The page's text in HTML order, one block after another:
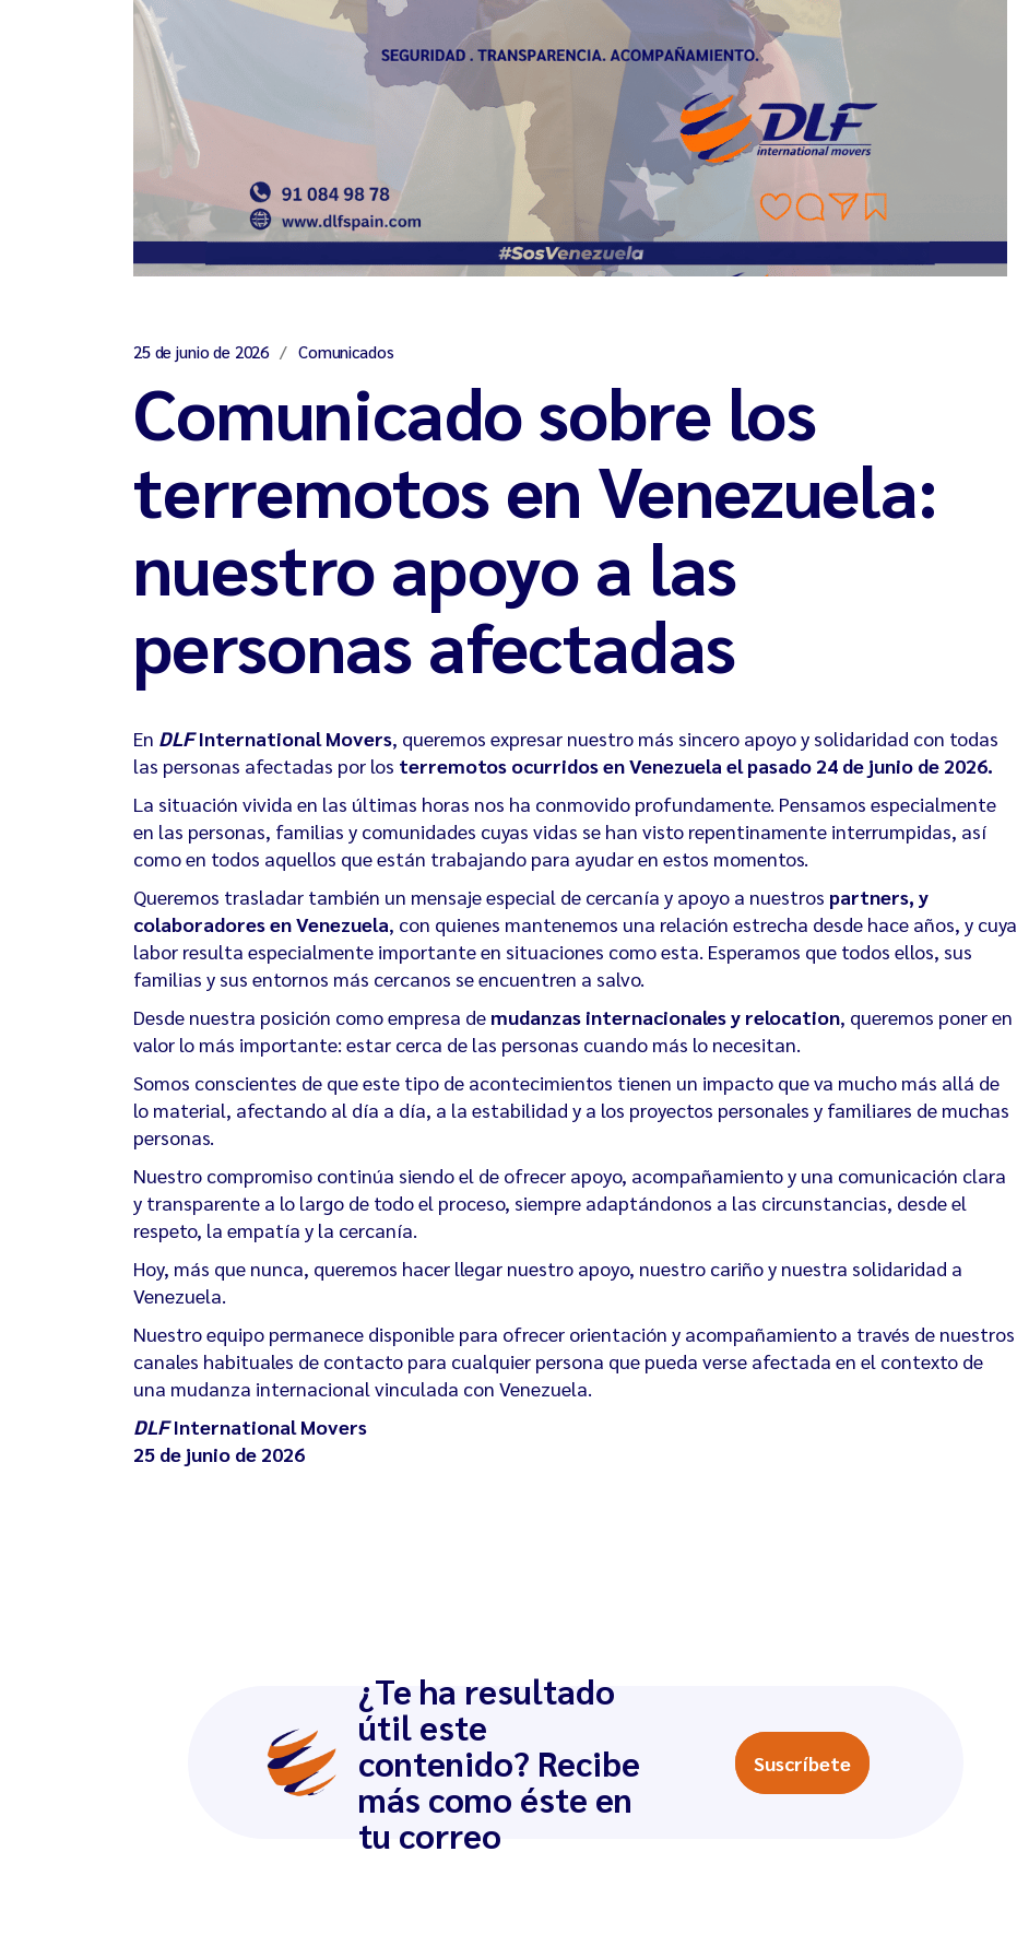
25 de junio de 2026 Comunicados
Comunicado sobre los
terremotos en Venezuela:
nuestro apoyo a las
personas afectadas
En DLFInternational Movers, queremos expresar nuestro más sincero apoyo y solidaridad con todas
las personas afectadas por los terremotos ocurridos en Venezuela el pasado 24 de junio de 2026.
La situación vivida en las últimas horas nos ha conmovido profundamente. Pensamos especialmente
en las personas, familias y comunidades cuyas vidas se han visto repentinamente interrumpidas, así
como en todos aquellos que están trabajando para ayudar en estos momentos.
Queremos trasladar también un mensaje especial de cercanía y apoyo a nuestros partners, y
colaboradores en Venezuela, con quienes mantenemos una relación estrecha desde hace años, y cuya
labor resulta especialmente importante en situaciones como esta. Esperamos que todos ellos, sus
familias y sus entornos más cercanos se encuentren a salvo.
Desde nuestra posición como empresa de mudanzas internacionales y relocation, queremos poner en
valor lo más importante: estar cerca de las personas cuando más lo necesitan.
Somos conscientes de que este tipo de acontecimientos tienen un impacto que va mucho más allá de
lo material, afectando al día a día, a la estabilidad y a los proyectos personales y familiares de muchas
personas.
Nuestro compromiso continúa siendo el de ofrecer apoyo, acompañamiento y una comunicación clara
y transparente a lo largo de todo el proceso, siempre adaptándonos a las circunstancias, desde el
respeto, la empatía y la cercanía.
Hoy, más que nunca, queremos hacer llegar nuestro apoyo, nuestro cariño y nuestra solidaridad a
Venezuela.
Nuestro equipo permanece disponible para ofrecer orientación y acompañamiento a través de nuestros
canales habituales de contacto para cualquier persona que pueda verse afectada en el contexto de
una mudanza internacional vinculada con Venezuela.
DLFInternational Movers
25 de junio de 2026
¿Te ha resultado
útil este
contenido? Recibe
más como éste en
tu correo
Suscríbete